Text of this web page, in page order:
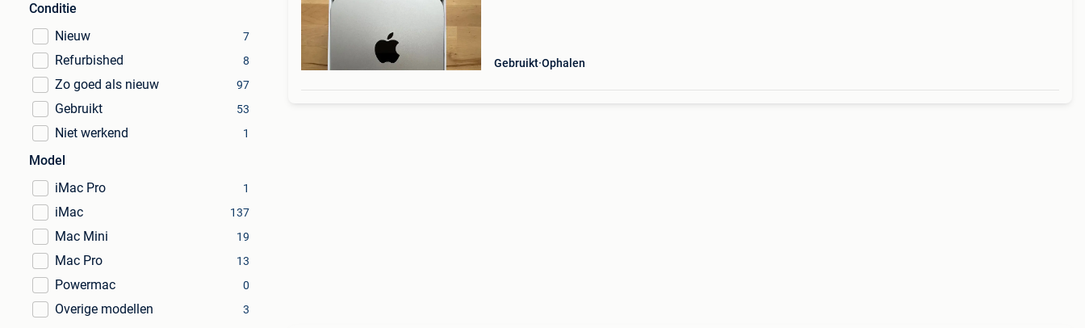
Conditie
Nieuw
7
Refurbished 8
Zo goed als nieuw 97
Gebruikt 53
Niet werkend 1
Model
iMac Pro
1
iMac 137
Mac Mini 19
Mac Pro 13
Powermac 0
Overige modellen 3
Gebruikt Ophalen